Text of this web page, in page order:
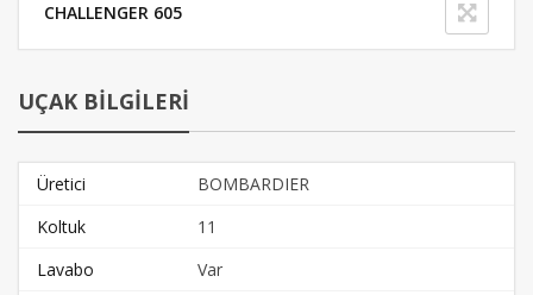
CHALLENGER 605
UÇAK BİLGİLERİ
Üretici
BOMBARDIER
Koltuk
11
Lavabo
Var